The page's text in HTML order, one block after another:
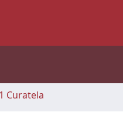
Curatela